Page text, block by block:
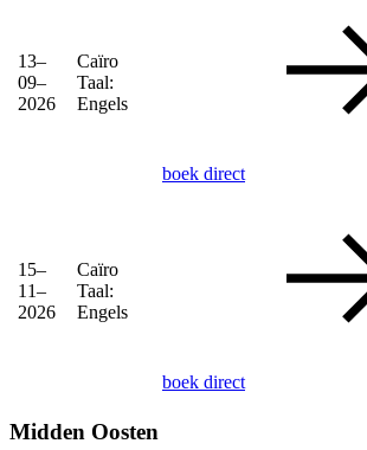
13–
09–
2026
Caïro
Taal:
Engels
boek direct
15–
11–
2026
Caïro
Taal:
Engels
boek direct
Midden Oosten